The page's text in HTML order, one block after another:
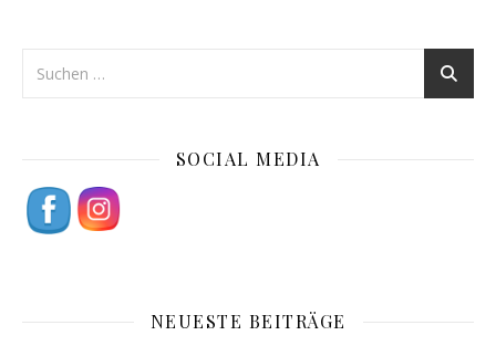
SOCIAL MEDIA
NEUESTE BEITRÄGE